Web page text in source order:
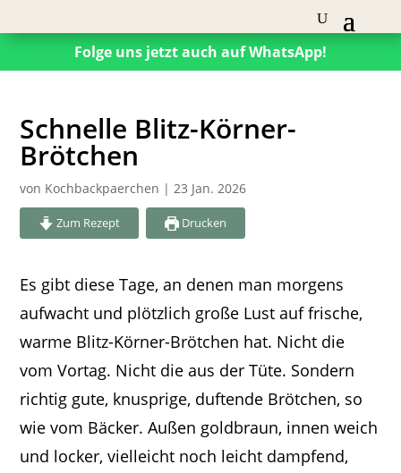
Folge uns jetzt auch auf WhatsApp!
Schnelle Blitz-Körner-
Brötchen
von Kochbackpaerchen |23 Jan. 2026
Zum Rezept Drucken
Es gibt diese Tage, an denen man morgens
aufwacht und plötzlich große Lust auf frische,
warme Blitz-Körner-Brötchen hat. Nicht die
vom Vortag. Nicht die aus der Tüte. Sondern
richtig gute, knusprige, duftende Brötchen, so
wie vom Bäcker. Außen goldbraun, innen weich
und locker, vielleicht noch leicht dampfend,